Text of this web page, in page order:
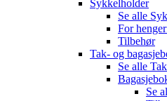
Sykkelholder
Se alle
For
Tilbehør
Tak- og
Se alle
Se